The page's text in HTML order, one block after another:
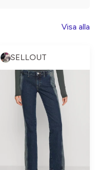
Visa alla
SELLOUT